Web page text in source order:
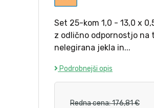
Set 25-kom 1,0 - 13,0 x
z odlično odpornostjo na
nelegirana jekla in...
Podrobnejši opis
Redna cena:176,81 €